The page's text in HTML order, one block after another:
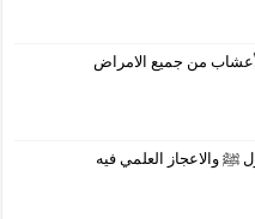
من جميع الامراض
ﷺ والاعجاز العلمي فيه